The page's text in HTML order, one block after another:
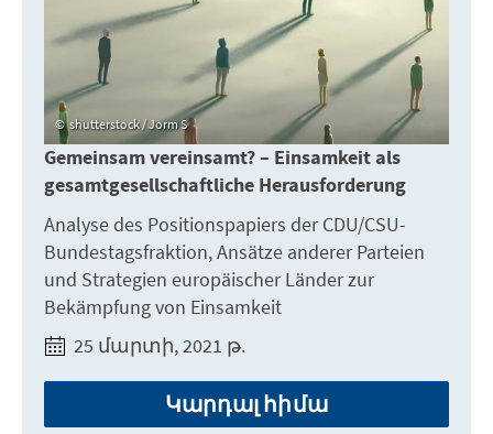
shutterstock / Jorm S
Gemeinsam vereinsamt? – Einsamkeit als
gesamtgesellschaftliche Herausforderung
Analyse des Positionspapiers der CDU/CSU-
Bundestagsfraktion, Ansätze anderer Parteien
und Strategien europäischer Länder zur
Bekämpfung von Einsamkeit
25 մարտի, 2021 թ.
Կարդալ հիմա